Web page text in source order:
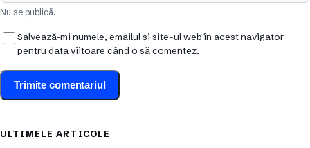
Nu se publică.
Salvează-mi numele, emailul și site-ul web în acest navigator
pentru data viitoare când o să comentez.
ULTIMELE ARTICOLE